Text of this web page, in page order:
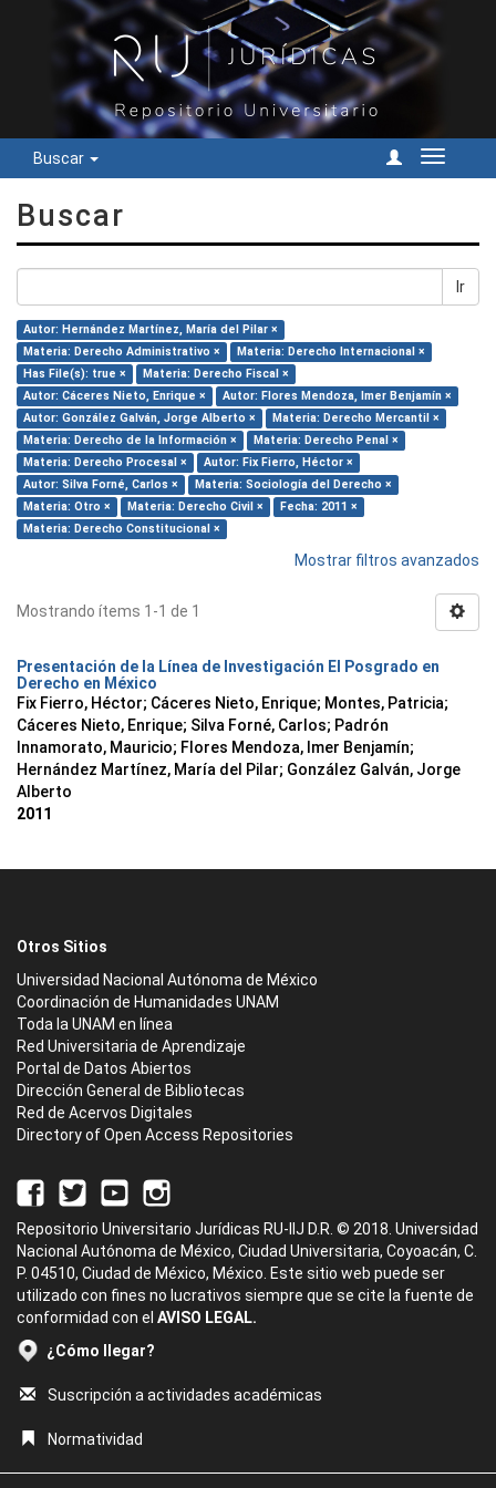
Buscar
Cambiar
Buscar
Ir
Autor: Hernández Martínez, María del Pilar ×
Materia: Derecho Administrativo ×
Materia: Derecho Internacional ×
Has File(s): true ×
Materia: Derecho Fiscal ×
Autor: Cáceres Nieto, Enrique ×
Autor: Flores Mendoza, Imer Benjamín ×
Autor: González Galván, Jorge Alberto ×
Materia: Derecho Mercantil ×
Materia: Derecho de la Información ×
Materia: Derecho Penal ×
Materia: Derecho Procesal ×
Autor: Fix Fierro, Héctor ×
Autor: Silva Forné, Carlos ×
Materia: Sociología del Derecho ×
Materia: Otro ×
Materia: Derecho Civil ×
Fecha: 2011 ×
Materia: Derecho Constitucional ×
Mostrar filtros avanzados
Mostrando ítems 1-1 de 1
Presentación de la Línea de Investigación El Posgrado en
Derecho en México
Fix Fierro, Héctor; Cáceres Nieto, Enrique; Montes, Patricia;
Cáceres Nieto, Enrique; Silva Forné, Carlos; Padrón
Innamorato, Mauricio; Flores Mendoza, Imer Benjamín;
Hernández Martínez, María del Pilar; González Galván, Jorge
Alberto
2011
Otros Sitios
Universidad Nacional Autónoma de México
Coordinación de Humanidades UNAM
Toda la UNAM en línea
Red Universitaria de Aprendizaje
Portal de Datos Abiertos
Dirección General de Bibliotecas
Red de Acervos Digitales
Directory of Open Access Repositories
Repositorio Universitario Jurídicas RU-IIJ D.R. © 2018. Universidad
Nacional Autónoma de México, Ciudad Universitaria, Coyoacán, C.
P. 04510, Ciudad de México, México. Este sitio web puede ser
utilizado con fines no lucrativos siempre que se cite la fuente de
conformidad con el AVISO LEGAL.
¿Cómo llegar?
Suscripción a actividades académicas
Normatividad